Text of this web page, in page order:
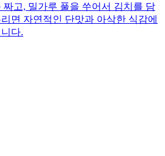
고, 밀가루 풀을 쑤어서 김치를 담
면 자연적인 단맛과 아삭한 식감에
다.